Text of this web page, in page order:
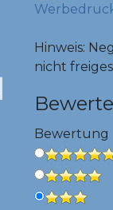
Hinweis:
nicht
Bewertung